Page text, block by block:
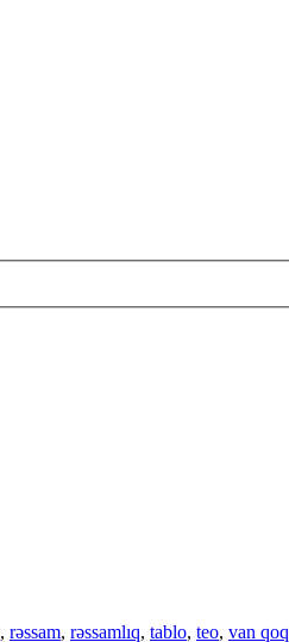
, rəssam, rəssamlıq, tablo, teo, van qoq